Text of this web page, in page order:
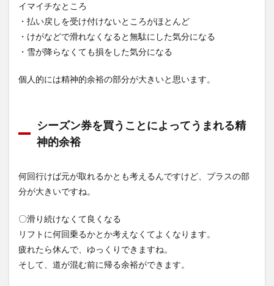
イマイチなところ
・払い戻しを受け付けないところがほとんど
・けがなどで滑れなくなると無駄にした気分になる
・雪が降らなくても損をした気分になる
個人的には精神的余裕の部分が大きいと思います。
シーズン券を買うことによってうまれる精
神的余裕
何回行けば元が取れるかとも考えるんですけど、プラスの部
分が大きいですね。
〇滑り続けなくて良くなる
リフトに何回乗るかとか考えなくてよくなります。
疲れたら休んで、ゆっくりできますね。
そして、道が混む前に帰る余裕ができます。